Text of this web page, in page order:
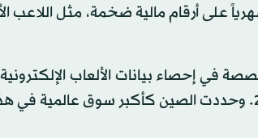
على أرقام مالية ضخمة، مثل اللاعب
في إحصاء بيانات الألعاب
الإلكترونية في العالم إلى نحو 1.1 مليار دولار بنهاية عام 2019. وحددت الصين